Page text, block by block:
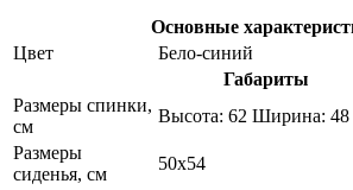
Основные
Цвет
Бело-синий
Габариты
Размеры спинки,
см
Высота: 62 Ширина: 48
Размеры
сиденья, см
50х54